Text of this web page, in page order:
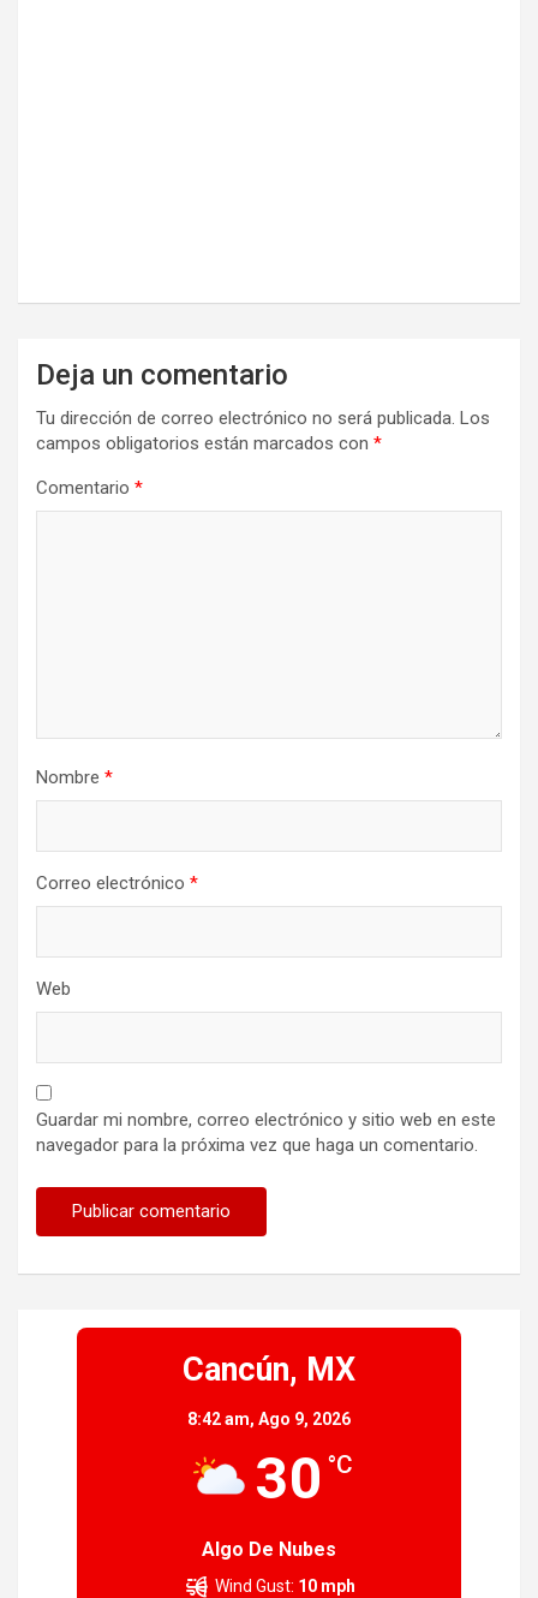
Deja un comentario
Tu dirección de correo electrónico no será publicada. Los
campos obligatorios están marcados con *
Comentario *
Nombre *
Correo electrónico *
Web
Guardar mi nombre, correo electrónico y sitio web en este
navegador para la próxima vez que haga un comentario.
Cancún, MX
8:42 am, Ago 9, 2026
30 °C
Algo De Nubes
Wind Gust: 10 mph